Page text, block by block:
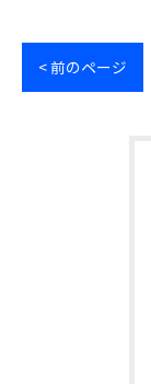
< 前のページ